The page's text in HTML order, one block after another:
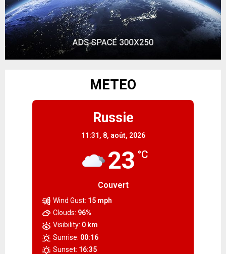
METEO
Russie
11:31, 8, août, 2026
23 °C
Couvert
Wind Gust: 15 mph
Clouds: 96%
Visibility: 0 km
Sunrise: 00:16
Sunset: 16:35